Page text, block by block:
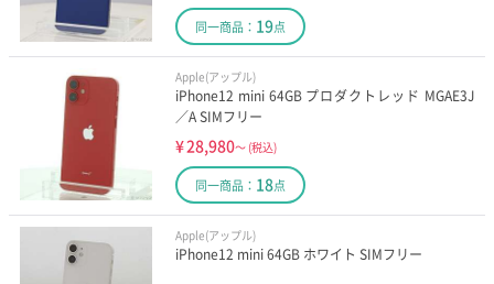
同一商品： 19点
Apple(アップル)
iPhone12 mini 64GB プロダクトレッド MGAE3J
／A SIMフリー
¥28,980～ (税込)
同一商品： 18点
Apple(アップル)
iPhone12 mini 64GB ホワイト SIMフリー